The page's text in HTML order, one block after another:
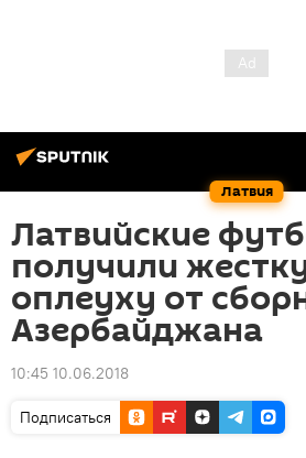
Латвия
Латвийские
получили
оплеуху от
Азербайджана
10:45 10.06.2018
Подписаться